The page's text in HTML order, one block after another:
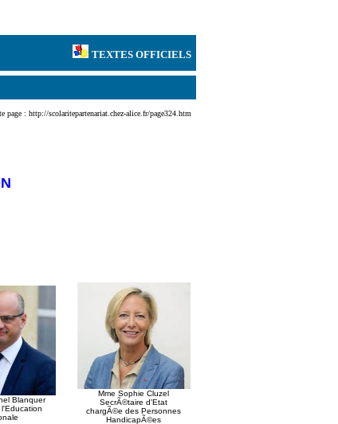
TEXTES OFFICIELS
page : http://scolaritepartenariat.chez-alice.fr/page324.htm
Blanquer
Mme Sophie Cluzel
SecrÃ©taire d'Etat
chargÃ©e des Personnes
HandicapÃ©es